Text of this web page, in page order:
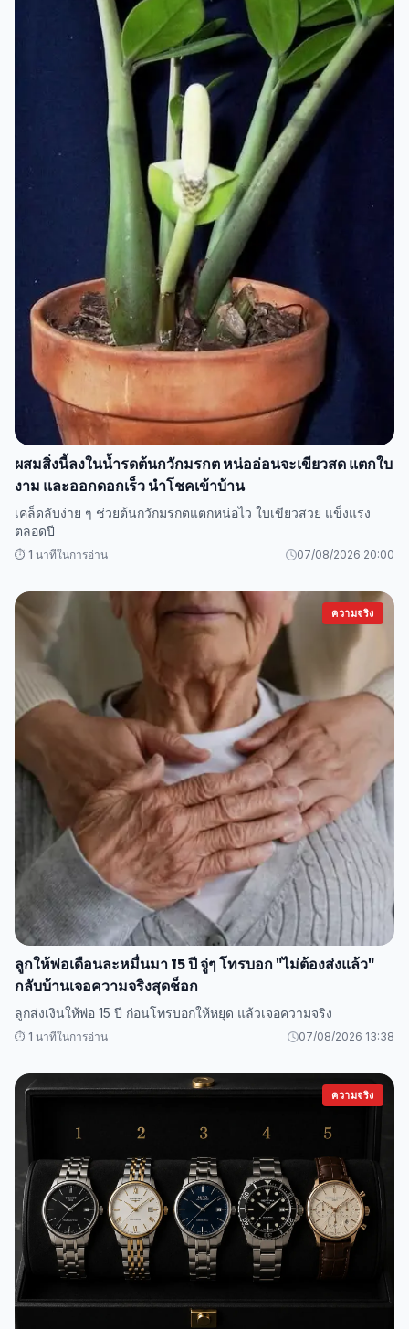
ผสมสิ่งนี้ลงในน้ำรดต้นกวักมรกต หน่ออ่อนจะเขียวสด แตกใบ
งาม และออกดอกเร็ว นำโชคเข้าบ้าน
เคล็ดลับง่าย ๆ ช่วยต้นกวักมรกตแตกหน่อไว ใบเขียวสวย แข็งแรง
ตลอดปี
⏱️ 1 นาทีในการอ่าน 07/08/2026 20:00
ความจริง
ลูกให้พ่อเดือนละหมื่นมา 15 ปี จู่ๆ โทรบอก "ไม่ต้องส่งแล้ว"
กลับบ้านเจอความจริงสุดช็อก
ลูกส่งเงินให้พ่อ 15 ปี ก่อนโทรบอกให้หยุด แล้วเจอความจริง
⏱️ 1 นาทีในการอ่าน 07/08/2026 13:38
ความจริง